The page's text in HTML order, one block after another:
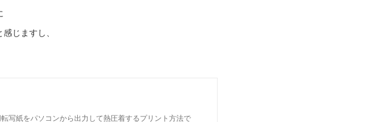
じますし、
写紙をパソコンから出力して熱圧着するプリント方法で